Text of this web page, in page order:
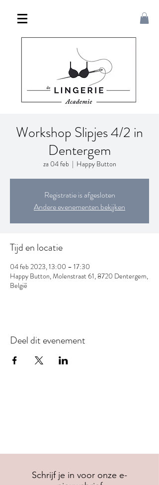
Workshop Slipjes 4/2 in
Dentergem
za 04 feb
  |
Happy Button
Registratie is afgesloten
Andere evenementen bekijken
Tijd en locatie
04 feb 2023, 13:00 – 17:30
Happy Button, Molenstraat 61, 8720 Dentergem,
België
Deel dit evenement
Schrijf je in voor onze e-